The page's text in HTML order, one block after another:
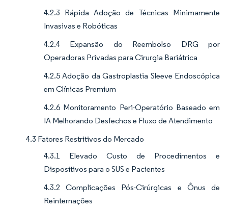
4.2.3 Rápida Adoção de Técnicas Minimamente
Invasivas e Robóticas
4.2.4 Expansão do Reembolso DRG por
Operadoras Privadas para Cirurgia Bariátrica
4.2.5 Adoção da Gastroplastia Sleeve Endoscópica
em Clínicas Premium
4.2.6 Monitoramento Peri-Operatório Baseado em
IA Melhorando Desfechos e Fluxo de Atendimento
4.3 Fatores Restritivos do Mercado
4.3.1 Elevado Custo de Procedimentos e
Dispositivos para o SUS e Pacientes
4.3.2 Complicações Pós-Cirúrgicas e Ônus de
Reinternações